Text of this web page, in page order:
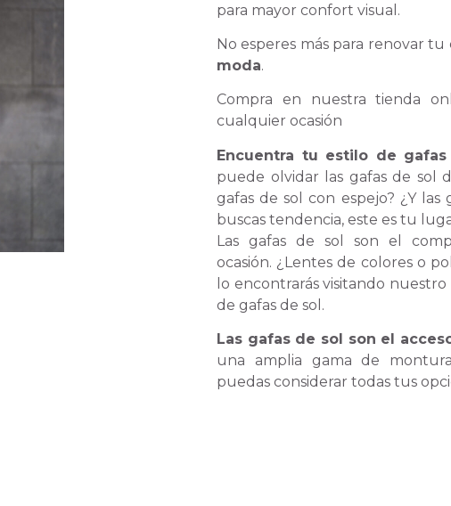
para mayor confort visual.
No esperes más para renovar
moda.
Compra en nuestra tienda
cualquier ocasión
Encuentra tu estilo de gafas
puede olvidar las gafas de sol
gafas de sol con espejo? ¿Y
buscas tendencia, este es tu
Las gafas de sol son el
ocasión. ¿Lentes de colores o
lo encontrarás visitando
de gafas de sol.
Las gafas de sol son el
una amplia gama de
puedas considerar todas tus